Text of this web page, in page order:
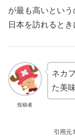
が最も高いとい
日本を訪れると
投稿者
ネカ
た美
引用元: